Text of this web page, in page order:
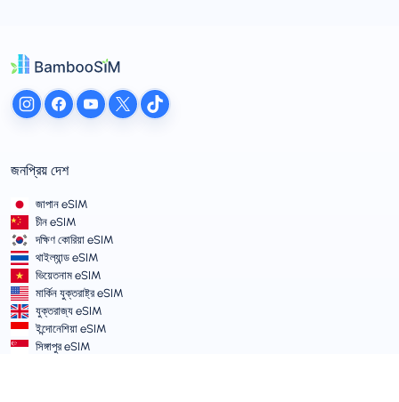
জনপ্রিয় দেশ
জাপান eSIM
চীন eSIM
দক্ষিণ কোরিয়া eSIM
থাইল্যান্ড eSIM
ভিয়েতনাম eSIM
মার্কিন যুক্তরাষ্ট্র eSIM
যুক্তরাজ্য eSIM
ইন্দোনেশিয়া eSIM
সিঙ্গাপুর eSIM